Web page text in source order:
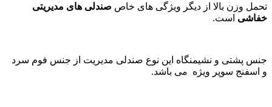
تحمل وزن بالا از دیگر ویژگی های خاص صندلی های مدیریتی
خفاشی است.
جنس پشتی و نشیمنگاه این نوع صندلی مدیریت از جنس فوم سرد
و اسفنج سوپر ویژه می باشد.